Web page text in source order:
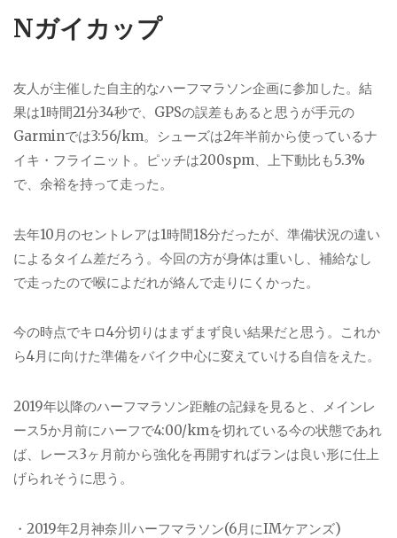
Nガイカップ
友人が主催した自主的なハーフマラソン企画に参加した。結
果は1時間21分34秒で、GPSの誤差もあると思うが手元の
Garminでは3:56/km。シューズは2年半前から使っているナ
イキ・フライニット。ピッチは200spm、上下動比も5.3%
で、余裕を持って走った。
去年10月のセントレアは1時間18分だったが、準備状況の違い
によるタイム差だろう。今回の方が身体は重いし、補給なし
で走ったので喉によだれが絡んで走りにくかった。
今の時点でキロ4分切りはまずまず良い結果だと思う。これか
ら4月に向けた準備をバイク中心に変えていける自信をえた。
2019年以降のハーフマラソン距離の記録を見ると、メインレ
ース5か月前にハーフで4:00/kmを切れている今の状態であれ
ば、レース3ヶ月前から強化を再開すればランは良い形に仕上
げられそうに思う。
・2019年2月神奈川ハーフマラソン(6月にIMケアンズ)